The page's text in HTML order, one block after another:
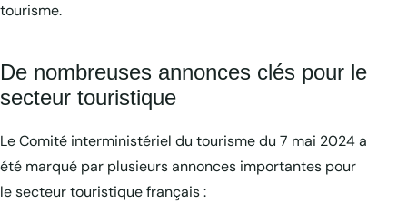
tourisme.
De nombreuses annonces clés pour le
secteur touristique
Le Comité interministériel du tourisme du 7 mai 2024 a
été marqué par plusieurs annonces importantes pour
le secteur touristique français :